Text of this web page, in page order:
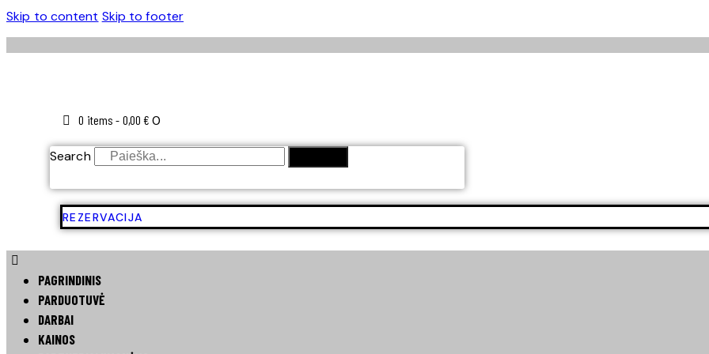
Skip to content Skip to footer
0 items - 0,00 € 0
Search
REZERVACIJA
PAGRINDINIS
PARDUOTUVĖ
DARBAI
KAINOS